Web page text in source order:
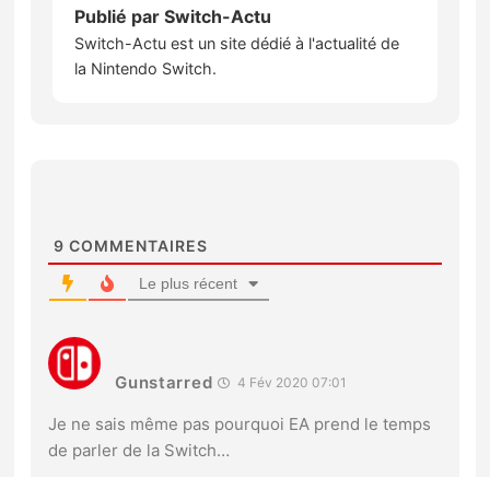
Publié parSwitch-Actu
Switch-Actu est un site dédié à l'actualité de
la Nintendo Switch.
9 COMMENTAIRES
Le plus récent
Gunstarred 4 Fév 2020 07:01
Je ne sais même pas pourquoi EA prend le temps
de parler de la Switch…